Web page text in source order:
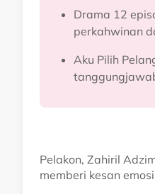
Drama 12
perkahwinan
Aku Pilih
Pelakon, Zahiril
memberi kesan